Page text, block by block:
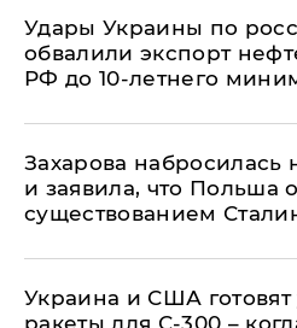
Удары Украины по
обвалили экспорт
РФ до 10-летнего
​Захарова набросилась
и заявила, что Польша
существованием
Украина и США